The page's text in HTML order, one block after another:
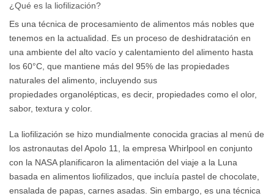
¿Qué es la liofilización?
Es una técnica de procesamiento de alimentos más nobles que
tenemos en la actualidad. Es un proceso de deshidratación en
una ambiente del alto vacío y calentamiento del alimento hasta
los 60°C, que mantiene más del 95% de las propiedades
naturales del alimento, incluyendo sus
propiedades organolépticas, es decir, propiedades como el olor,
sabor, textura y color.
La liofilización se hizo mundialmente conocida gracias al menú de
los astronautas del Apolo 11, la empresa Whirlpool en conjunto
con la NASA planificaron la alimentación del viaje a la Luna
basada en alimentos liofilizados, que incluía pastel de chocolate,
ensalada de papas, carnes asadas. Sin embargo, es una técnica